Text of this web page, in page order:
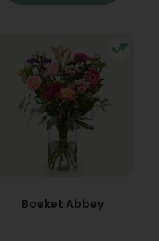
Boeket Abbey